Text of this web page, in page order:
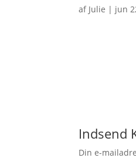
af Julie | jun
Indsend
Din e-